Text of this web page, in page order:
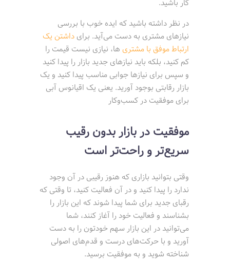
کار باشید.
در نظر داشته باشید که ایده خوب با بررسی
نیازهای مشتری به دست می‌آید. برای داشتن یک
ارتباط موفق با مشتری ها، نیازی نیست قیمت را
کم کنید، بلکه باید نیازهای جدید بازار را پیدا کنید
و سپس برای نیازها جوابی مناسب پیدا کنید و یک
بازار رقابتی بوجود آورید. یعنی یک اقیانوس آبی
برای موفقیت در کسب‌وکار
موفقیت در بازار بدون رقیب
سریع‌تر و راحت‌تر است
وقتی بتوانید بازاری که هنوز رقیبی در آن وجود
ندارد را پیدا کنید و در آن فعالیت کنید، تا وقتی که
رقبای جدید برای شما پیدا شوند که این بازار را
بشناسند و فعالیت خود را آغاز کنند، شما
می‌توانید در این بازار سهم خودتون را به دست
آورید و با حرکت‌های درست و قدم‌های اصولی
شناخته شوید و به موفقیت برسید.